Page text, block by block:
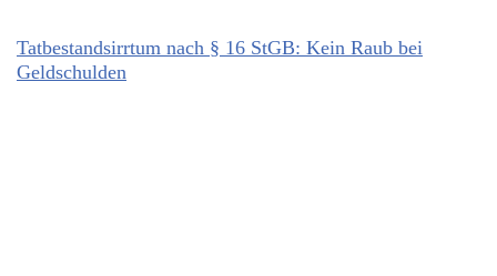
Tatbestandsirrtum nach § 16 StGB: Kein Raub bei
Geldschulden